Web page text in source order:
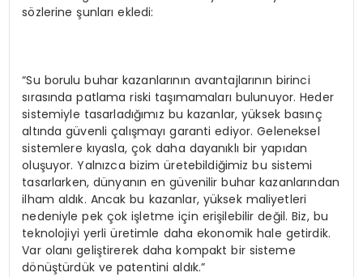
sözlerine şunları ekledi:
“Su borulu buhar kazanlarının avantajlarının birinci
sırasında patlama riski taşımamaları bulunuyor. Heder
sistemiyle tasarladığımız bu kazanlar, yüksek basınç
altında güvenli çalışmayı garanti ediyor. Geleneksel
sistemlere kıyasla, çok daha dayanıklı bir yapıdan
oluşuyor. Yalnızca bizim üretebildiğimiz bu sistemi
tasarlarken, dünyanın en güvenilir buhar kazanlarından
ilham aldık. Ancak bu kazanlar, yüksek maliyetleri
nedeniyle pek çok işletme için erişilebilir değil. Biz, bu
teknolojiyi yerli üretimle daha ekonomik hale getirdik.
Var olanı geliştirerek daha kompakt bir sisteme
dönüştürdük ve patentini aldık.”